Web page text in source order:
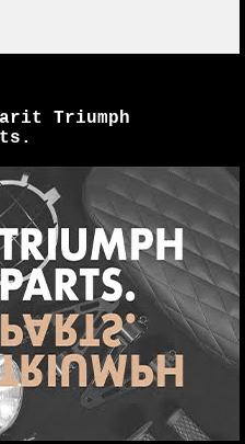
Triumph